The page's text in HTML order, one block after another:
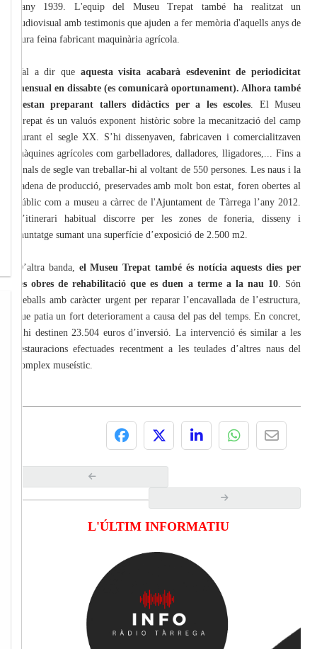
l'any 1939. L'equip del Museu Trepat també ha realitzat un
audiovisual amb testimonis que ajuden a fer memòria d'aquells anys de
dura feina fabricant maquinària agrícola.
Val a dir que aquesta visita acabarà esdevenint de periodicitat
mensual en dissabte (es comunicarà oportunament). Alhora també
s'estan preparant tallers didàctics per a les escoles . El Museu
Trepat és un valuós exponent històric sobre la mecanització del camp
durant el segle XX. S’hi dissenyaven, fabricaven i comercialitzaven
màquines agrícoles com garbelladores, dalladores, lligadores,... Fins a
finals de segle van treballar-hi al voltant de 550 persones. Les naus i la
cadena de producció, preservades amb molt bon estat, foren obertes al
públic com a museu a càrrec de l'Ajuntament de Tàrrega l’any 2012.
L’itinerari habitual discorre per les zones de foneria, disseny i
muntatge sumant una superfície d’exposició de 2.500 m2.
D’altra banda, el Museu Trepat també és notícia aquests dies per
les obres de rehabilitació que es duen a terme a la nau 10. Són
treballs amb caràcter urgent per reparar l’encavallada de l’estructura,
que patia un fort deteriorament a causa del pas del temps. En concret,
s’hi destinen 23.504 euros d’inversió. La intervenció és similar a les
restauracions efectuades recentment a les teulades d’altres naus del
complex museístic.
L'ÚLTIM INFORMATIU